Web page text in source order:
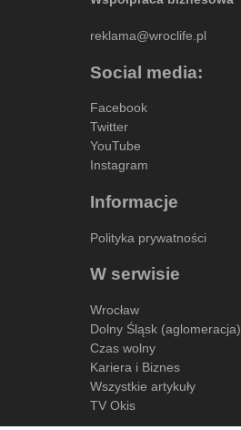
reklama@wroclife.pl
Social media:
Facebook
Twitter
YouTube
Instagram
Informacje
Polityka prywatności
W serwisie
Wrocław
Dolny Śląsk (aglomeracja)
Czas wolny
Kariera i Biznes
Wszystkie artykuły
TV Okis